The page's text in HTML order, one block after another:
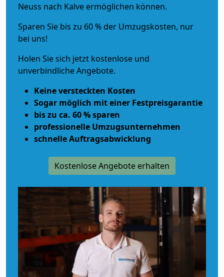
Neuss nach Kalve ermöglichen können.
Sparen Sie bis zu 60 % der Umzugskosten, nur
bei uns!
Holen Sie sich jetzt kostenlose und
unverbindliche Angebote.
Keine versteckten Kosten
Sogar möglich mit einer Festpreisgarantie
bis zu ca. 60 % sparen
professionelle Umzugsunternehmen
schnelle Auftragsabwicklung
Kostenlose Angebote erhalten